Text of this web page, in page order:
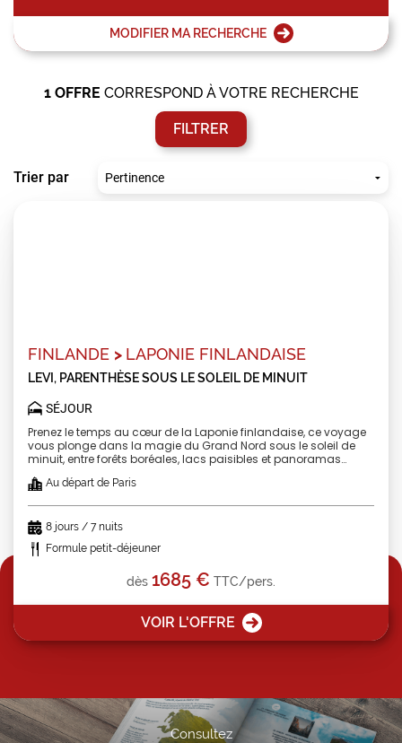
MODIFIER MA RECHERCHE
1 OFFRE CORRESPOND À VOTRE RECHERCHE
FILTRER
Trier par
FINLANDE > LAPONIE FINLANDAISE
LEVI, PARENTHÈSE SOUS LE SOLEIL DE MINUIT
SÉJOUR
Prenez le temps au cœur de la Laponie finlandaise, ce voyage
vous plonge dans la magie du Grand Nord sous le soleil de
minuit, entre forêts boréales, lacs paisibles et panoramas
huskys et la culture sámi rythment le séjour de moments forts
au Water World ou dans une kota traditionnelle. Un équilibre
parfait entre nature sauvage, immersion culturelle et douceur
nordique.
Au départ de Paris
8 jours / 7 nuits
Formule petit-déjeuner
dès 1685 € TTC/pers.
VOIR L'OFFRE
Consultez